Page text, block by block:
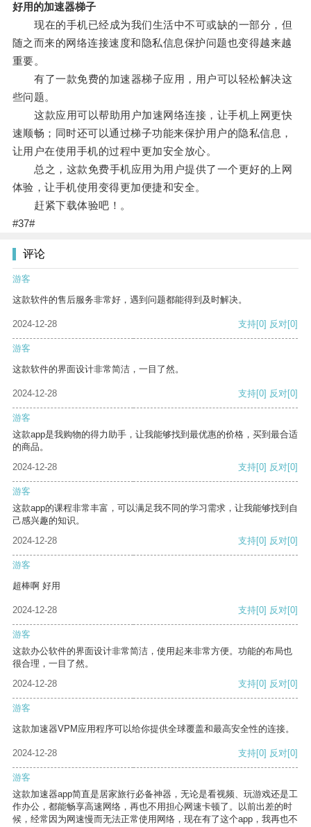
好用的加速器梯子
现在的手机已经成为我们生活中不可或缺的一部分，但
随之而来的网络连接速度和隐私信息保护问题也变得越来越
重要。
有了一款免费的加速器梯子应用，用户可以轻松解决这
些问题。
这款应用可以帮助用户加速网络连接，让手机上网更快
速顺畅；同时还可以通过梯子功能来保护用户的隐私信息，
让用户在使用手机的过程中更加安全放心。
总之，这款免费手机应用为用户提供了一个更好的上网
体验，让手机使用变得更加便捷和安全。
赶紧下载体验吧！。
#37#
评论
游客
这款软件的售后服务非常好，遇到问题都能得到及时解决。
2024-12-28 支持[0] 反对[0]
游客
这款软件的界面设计非常简洁，一目了然。
2024-12-28 支持[0] 反对[0]
游客
这款app是我购物的得力助手，让我能够找到最优惠的价格，买到最合适
的商品。
2024-12-28
支持[0] 反对[0]
游客
这款app的课程非常丰富，可以满足我不同的学习需求，让我能够找到自
己感兴趣的知识。
2024-12-28
支持[0] 反对[0]
游客
超棒啊 好用
2024-12-28 支持[0] 反对[0]
游客
这款办公软件的界面设计非常简洁，使用起来非常方便。功能的布局也
很合理，一目了然。
2024-12-28
支持[0] 反对[0]
游客
这款加速器VPM应用程序可以给你提供全球覆盖和最高安全性的连接。
2024-12-28 支持[0] 反对[0]
游客
这款加速器app简直是居家旅行必备神器，无论是看视频、玩游戏还是工
作办公，都能畅享高速网络，再也不用担心网速卡顿了。以前出差的时
候，经常因为网速慢而无法正常使用网络，现在有了这个app，我再也不